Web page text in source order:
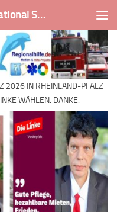
Regionalhilfe. de ISMOT International Social And Medical Outreach Team
2026 IN RHEINLAND-PFALZ
WÄHLEN. DANKE.